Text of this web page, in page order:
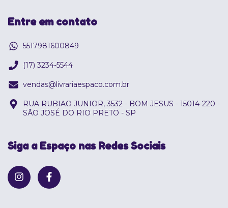
Entre em contato
5517981600849
(17) 3234-5544
vendas@livrariaespaco.com.br
RUA RUBIAO JUNIOR, 3532 - BOM JESUS - 15014-220 -
SÃO JOSÉ DO RIO PRETO - SP
Siga a Espaço nas Redes Sociais